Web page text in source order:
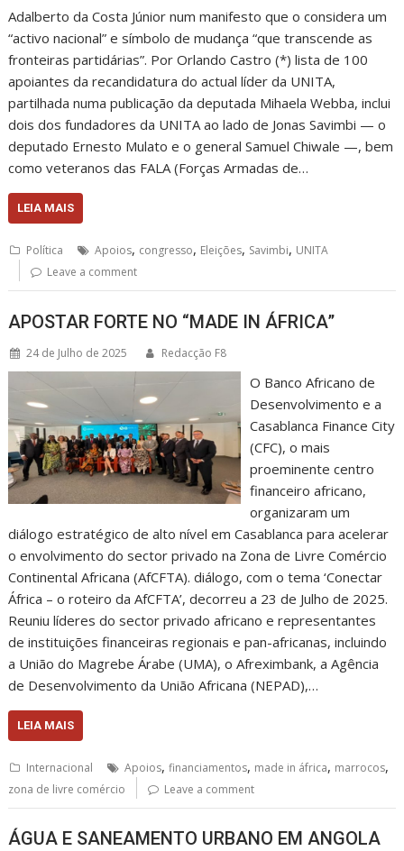
Adalberto da Costa Júnior num manifesto que o considera um
“activo nacional” e símbolo de mudança “que transcende as
fronteiras partidárias”. Por Orlando Castro (*) lista de 100
apoiantes da recandidatura do actual líder da UNITA,
partilhada numa publicação da deputada Mihaela Webba, inclui
dois dos fundadores da UNITA ao lado de Jonas Savimbi — o
deputado Ernesto Mulato e o general Samuel Chiwale —, bem
como veteranos das FALA (Forças Armadas de…
LEIA MAIS
Política Apoios, congresso, Eleições, Savimbi, UNITA
Leave a comment
APOSTAR FORTE NO “MADE IN ÁFRICA”
24 de Julho de 2025 Redacção F8
O Banco Africano de
Desenvolvimento e a
Casablanca Finance City
(CFC), o mais
proeminente centro
financeiro africano,
organizaram um
diálogo estratégico de alto nível em Casablanca para acelerar
o envolvimento do sector privado na Zona de Livre Comércio
Continental Africana (AfCFTA). diálogo, com o tema ‘Conectar
África – o roteiro da AfCFTA’, decorreu a 23 de Julho de 2025.
Reuniu líderes do sector privado africano e representantes
de instituições financeiras regionais e pan-africanas, incluindo
a União do Magrebe Árabe (UMA), o Afreximbank, a Agência
de Desenvolvimento da União Africana (NEPAD),…
LEIA MAIS
Internacional Apoios,financiamentos, made in áfrica, marrocos,
zona de livre comércio Leave a comment
ÁGUA E SANEAMENTO URBANO EM ANGOLA